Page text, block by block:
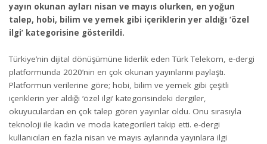
yayın okunan ayları nisan ve mayıs olurken, en yoğun
talep, hobi, bilim ve yemek gibi içeriklerin yer aldığı ‘özel
ilgi’ kategorisine gösterildi.
Türkiye’nin dijital dönüşümüne liderlik eden Türk Telekom, e-dergi
platformunda 2020’nin en çok okunan yayınlarını paylaştı.
Platformun verilerine göre; hobi, bilim ve yemek gibi çeşitli
içeriklerin yer aldığı ‘özel ilgi’ kategorisindeki dergiler,
okuyuculardan en çok talep gören yayınlar oldu. Onu sırasıyla
teknoloji ile kadın ve moda kategorileri takip etti. e-dergi
kullanıcıları en fazla nisan ve mayıs aylarında yayınlara ilgi